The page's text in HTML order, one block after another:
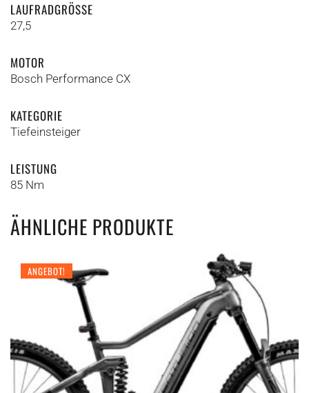
LAUFRADGRÖSSE
27,5
MOTOR
Bosch Performance CX
KATEGORIE
Tiefeinsteiger
LEISTUNG
85 Nm
ÄHNLICHE PRODUKTE
ANGEBOT!